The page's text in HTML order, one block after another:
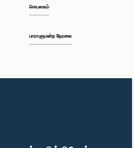
செயலகம்
பாராளுமன்ற நேரலை